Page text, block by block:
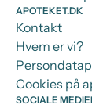
APOTEKET.DK
Kontakt
Hvem er vi?
Cookies på
SOCIALE